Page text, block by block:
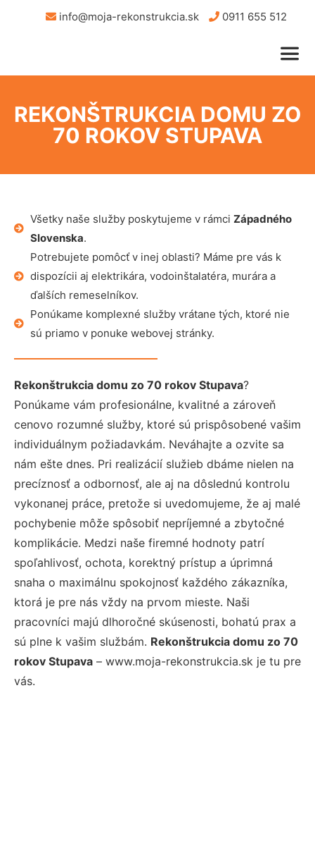
info@moja-rekonstrukcia.sk 0911 655 512
REKONŠTRUKCIA DOMU ZO
70 ROKOV STUPAVA
Všetky naše služby poskytujeme v rámci Západného
Slovenska.
Potrebujete pomôcť v inej oblasti? Máme pre vás k
dispozícii aj elektrikára, vodoinštalatéra, murára a
ďalších remeselníkov.
Ponúkame komplexné služby vrátane tých, ktoré nie
sú priamo v ponuke webovej stránky.
Rekonštrukcia domu zo 70 rokov Stupava?
Ponúkame vám profesionálne, kvalitné a zároveň
cenovo rozumné služby, ktoré sú prispôsobené vašim
individuálnym požiadavkám. Neváhajte a ozvite sa
nám ešte dnes. Pri realizácií služieb dbáme nielen na
precíznosť a odbornosť, ale aj na dôslednú kontrolu
vykonanej práce, pretože si uvedomujeme, že aj malé
pochybenie môže spôsobiť nepríjemné a zbytočné
komplikácie. Medzi naše firemné hodnoty patrí
spoľahlivosť, ochota, korektný prístup a úprimná
snaha o maximálnu spokojnosť každého zákazníka,
ktorá je pre nás vždy na prvom mieste. Naši
pracovníci majú dlhoročné skúsenosti, bohatú prax a
sú plne k vašim službám. Rekonštrukcia domu zo 70
rokov Stupava – www.moja-rekonstrukcia.sk je tu pre
vás.